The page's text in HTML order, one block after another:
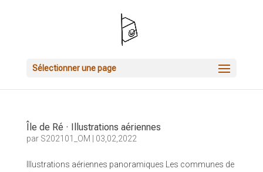
Sélectionner une page
Île de Ré · Illustrations aériennes
par S202101_OM 03,02,2022
Illustrations aériennes panoramiques Les communes de